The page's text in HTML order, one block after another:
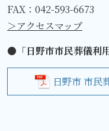
FAX：042-593-6673
＞アクセスマップ
●「日野市市民葬儀利
日野市 市民